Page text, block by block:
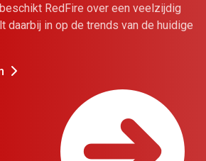
RedFire over een veelzijdig
daarbij in op de trends van de huidige